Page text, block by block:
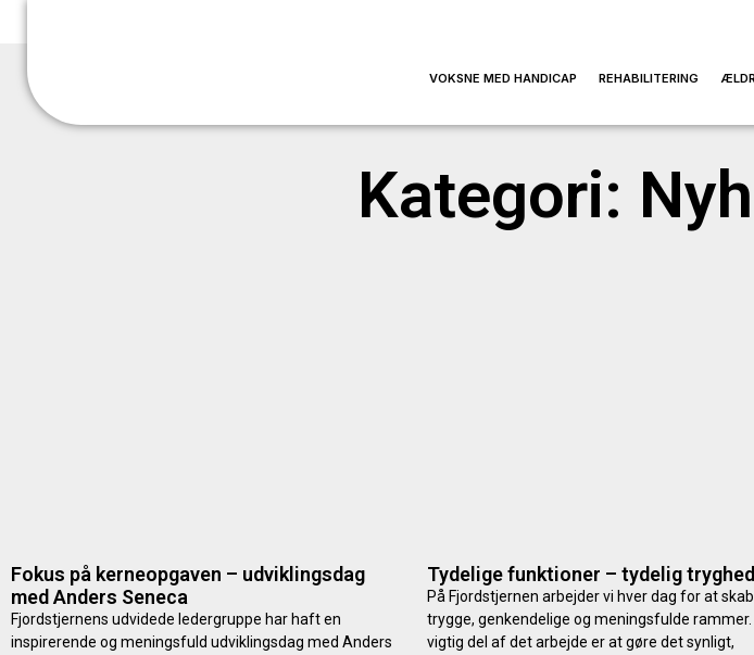
VOKSNE MED HANDICAP REHABILITERING
Kategori:
Fokus på kerneopgaven – udviklingsdag
med Anders Seneca
Fjordstjernens udvidede ledergruppe har haft en
inspirerende og meningsfuld udviklingsdag med Anders
Tydelige funktioner – tydelig
På Fjordstjernen arbejder vi hver dag for at
trygge, genkendelige og meningsfulde rammer.
vigtig del af det arbejde er at gøre det synligt,